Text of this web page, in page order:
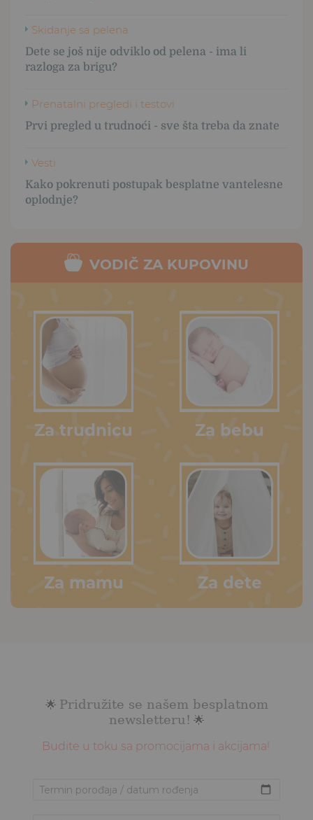
Skidanje sa pelena
Dete se još nije odviklo od pelena - ima li
razloga za brigu?
Prenatalni pregledi i testovi
Prvi pregled u trudnoći - sve šta treba da znate
Vesti
Kako pokrenuti postupak besplatne vantelesne
oplodnje?
VODIČ ZA KUPOVINU
Za trudnicu Za bebu
Za mamu Za dete
🌟 Pridružite se našem besplatnom
newsletteru! 🌟
Budite u toku sa promocijama i akcijama!